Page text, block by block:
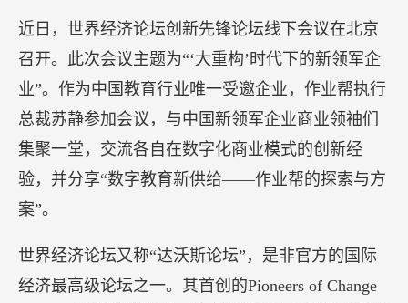
道品牌之间竞争的关键就是如何降低交易成本，这
就决定了渠道品牌追求的是低毛利、高流转、高留
存。
定位组织动态：
【作业帮受邀参加2020达沃斯创新先锋论坛活动】
召开。此次会议主题为“‘大重构’时代下的新领军企
业”。作为中国教育行业唯一受邀企业，作业帮执行